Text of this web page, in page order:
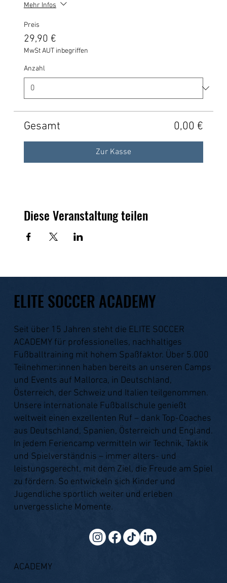
Mehr Infos
Preis
29,90 €
MwSt AUT inbegriffen
Anzahl
Gesamt 0,00 €
Zur Kasse
Diese Veranstaltung teilen
ELITE SOCCER ACADEMY
Seit über 15 Jahren steht die ELITE SOCCER
ACADEMY für professionelles, nachhaltiges
Fußballtraining mit hohem Spaßfaktor. Über 5.000
Teilnehmer:innen haben bereits an unseren Camps
und Events auf Mallorca, in Deutschland,
Österreich, der Schweiz und Italien teilgenommen.
Unsere internationale Fußballschule genießt
weltweit einen exzellenten Ruf – dank Top-Coaches
aus Deutschland, Spanien, Österreich und England.
In jedem Feriencamp vermitteln wir Technik, Taktik
und Spielverständnis – immer alters- und
leistungsgerecht, mit dem Ziel, die Freude am Spiel
zu fördern. So entwickeln sich Kinder und
Jugendliche sportlich weiter und erleben
unvergessliche Momente.
ACADEMY